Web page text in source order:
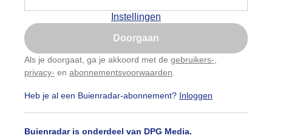
Instellingen
Doorgaan
Als je doorgaat, ga je akkoord met de gebruikers-
privacy- en abonnementsvoorwaarden
Heb je al een Buienradar-abonnement? Inloggen
Buienradar is onderdeel van DPG Media.
#bewolking #blauwelucht
#boten #camping #coderoze #donkerewolken
Is goed, toon de popup
Nu niet, misschien later
Gebruik je Safari en wil je niet elke dag deze pop-up
Klikhierom dit aan te passen